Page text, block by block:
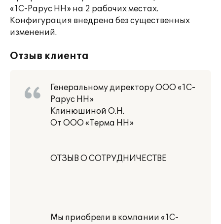
«1С-Рарус НН» на 2 рабочих местах.
Конфигурация внедрена без существенных
изменений.
Отзыв клиента
Генеральному директору ООО «1С-
Рарус НН»
Клинюшиной О.Н.
От ООО «Терма НН»
ОТЗЫВ О СОТРУДНИЧЕСТВЕ
Мы приобрели в компании «1С-